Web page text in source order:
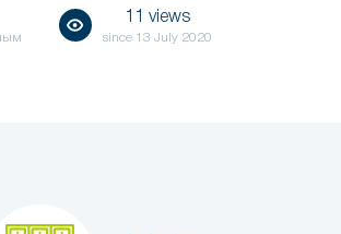
11 views
since 13 July 2020